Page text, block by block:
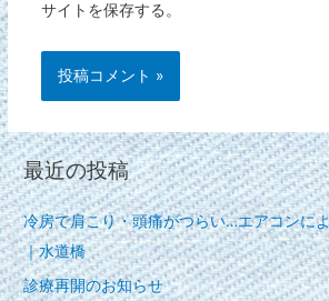
サイトを保存する。
最近の投稿
冷房で肩こり・頭痛がつらい…エアコンに
｜水道橋
診療再開のお知らせ